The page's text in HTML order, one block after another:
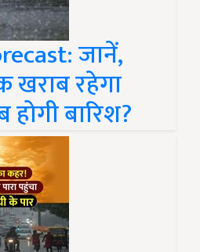
जानें,
खराब रहेगा
बारिश?